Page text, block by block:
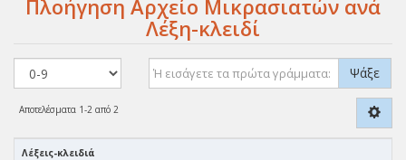
Πλοήγηση Αρχείο Μικρασιατών ανά
Λέξη-κλειδί
Ψάξε
Αποτελέσματα 1-2 από 2
Λέξεις-κλειδιά